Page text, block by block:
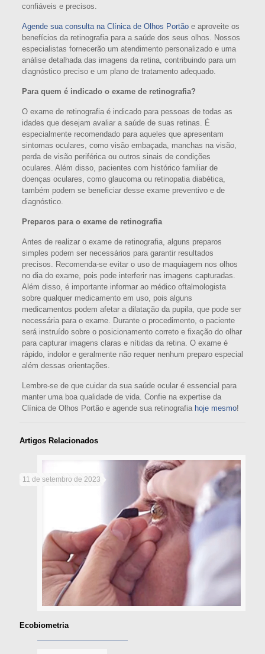
confiáveis e precisos.
Agende sua consulta na Clínica de Olhos Portãoe aproveite os
benefícios da retinografia para a saúde dos seus olhos. Nossos
especialistas fornecerão um atendimento personalizado e uma
análise detalhada das imagens da retina, contribuindo para um
diagnóstico preciso e um plano de tratamento adequado.
Para quem é indicado o exame de retinografia?
O exame de retinografia é indicado para pessoas de todas as
idades que desejam avaliar a saúde de suas retinas. É
especialmente recomendado para aqueles que apresentam
sintomas oculares, como visão embaçada, manchas na visão,
perda de visão periférica ou outros sinais de condições
oculares. Além disso, pacientes com histórico familiar de
doenças oculares, como glaucoma ou retinopatia diabética,
também podem se beneficiar desse exame preventivo e de
diagnóstico.
Preparos para o exame de retinografia
Antes de realizar o exame de retinografia, alguns preparos
simples podem ser necessários para garantir resultados
precisos. Recomenda-se evitar o uso de maquiagem nos olhos
no dia do exame, pois pode interferir nas imagens capturadas.
Além disso, é importante informar ao médico oftalmologista
sobre qualquer medicamento em uso, pois alguns
medicamentos podem afetar a dilatação da pupila, que pode ser
necessária para o exame. Durante o procedimento, o paciente
será instruído sobre o posicionamento correto e fixação do olhar
para capturar imagens claras e nítidas da retina. O exame é
rápido, indolor e geralmente não requer nenhum preparo especial
além dessas orientações.
Lembre-se de que cuidar da sua saúde ocular é essencial para
manter uma boa qualidade de vida. Confie na expertise da
Clínica de Olhos Portão e agende sua retinografiahoje mesmo!
Artigos Relacionados
11 de setembro de 2023
Ecobiometria